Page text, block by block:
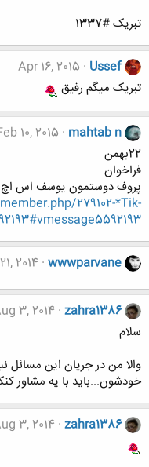
تبریک #1337
Ussef
Apr 16, 2015
تبریک میگم رفیق
mahtab n
10, 2015
22بهمن
فراخوان
پروف دوستمون یوسف اس اچ
279102-*Tik-
wwwparvane
2014
zahra1386
3, 2014
سلام
والا من در جریان این مسائل
خودشون...باید با یه مشاور
zahra1386
3, 2014